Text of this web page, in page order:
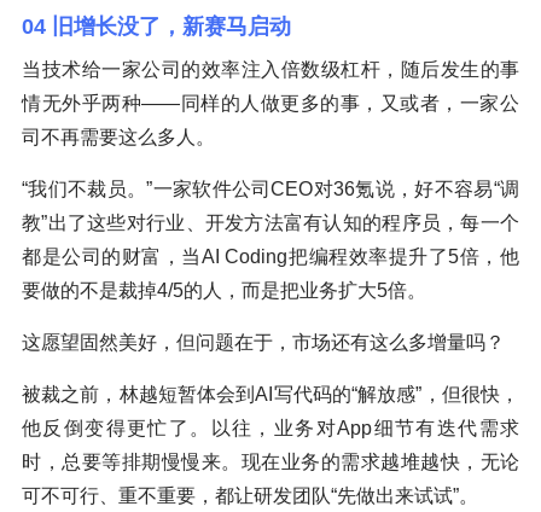
04 旧增长没了，新赛马启动
当技术给一家公司的效率注入倍数级杠杆，随后发生的事
情无外乎两种——同样的人做更多的事，又或者，一家公
司不再需要这么多人。
“我们不裁员。”一家软件公司CEO对36氪说，好不容易“调
教”出了这些对行业、开发方法富有认知的程序员，每一个
都是公司的财富，当AI Coding把编程效率提升了5倍，他
要做的不是裁掉4/5的人，而是把业务扩大5倍。
这愿望固然美好，但问题在于，市场还有这么多增量吗？
被裁之前，林越短暂体会到AI写代码的“解放感”，但很快，
他反倒变得更忙了。以往，业务对App细节有迭代需求
时，总要等排期慢慢来。现在业务的需求越堆越快，无论
可不可行、重不重要，都让研发团队“先做出来试试”。